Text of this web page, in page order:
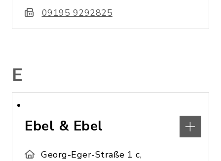
09195 9292825
E
Ebel & Ebel
Georg-Eger-Straße 1 c,